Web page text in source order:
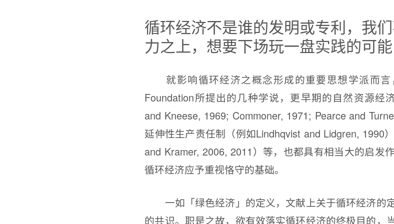
循环经济不是谁的发明或专利，我
力之上，想要下场玩一盘实践的可能
就影响循环经济之概念形成的重要思想学派而言
Foundation所提出的几种学说，更早期的自然资源经
and Kneese, 1969; Commoner, 1971; Pearce and
延伸性生产责任制（例如Lindhqvist and Lidgren, 1990
and Kramer, 2006, 2011）等，也都具有相当大的启发
循环经济应予重视恪守的基础。
一如「绿色经济」的定义，文献上关于循环经济的
的共识。职是之故，欲有效落实循环经济的终极目的，